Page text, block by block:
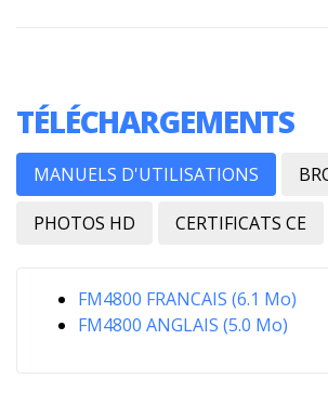
TÉLÉCHARGEMENTS
MANUELS D'UTILISATIONS
PHOTOS HD CERTIFICATS CE
FM4800 FRANCAIS (6.1 Mo)
FM4800 ANGLAIS (5.0 Mo)